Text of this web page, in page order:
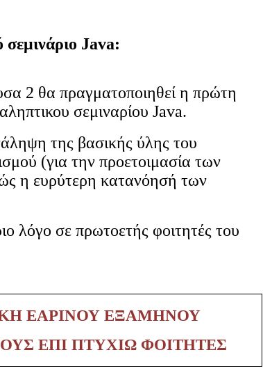
Java:
2 θα πραγματοποιηθεί η πρώτη
σεμιναρίου Java.
της βασικής ύλης του
(για την προετοιμασία των
η ευρύτερη κατανόησή των
λόγο σε πρωτοετής φοιτητές του
ΕΑΡΙΝΟΥ ΕΞΑΜΗΝΟΥ
ΕΠΙ ΠΤΥΧΙΩ ΦΟΙΤΗΤΕΣ